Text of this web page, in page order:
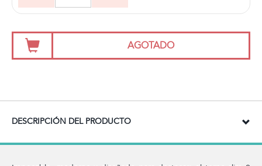
AGOTADO
DESCRIPCIÓN DEL PRODUCTO